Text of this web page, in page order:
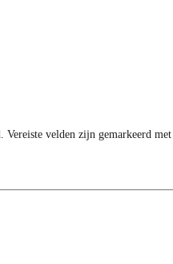
Vereiste velden zijn gemarkeerd met